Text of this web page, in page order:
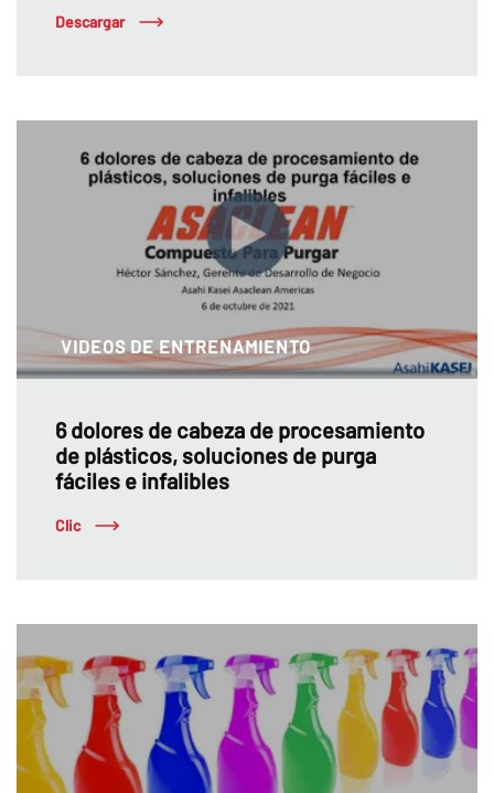
Descargar
VIDEOS DE ENTRENAMIENTO
6 dolores de cabeza de procesamiento
de plásticos, soluciones de purga
fáciles e infalibles
Clic